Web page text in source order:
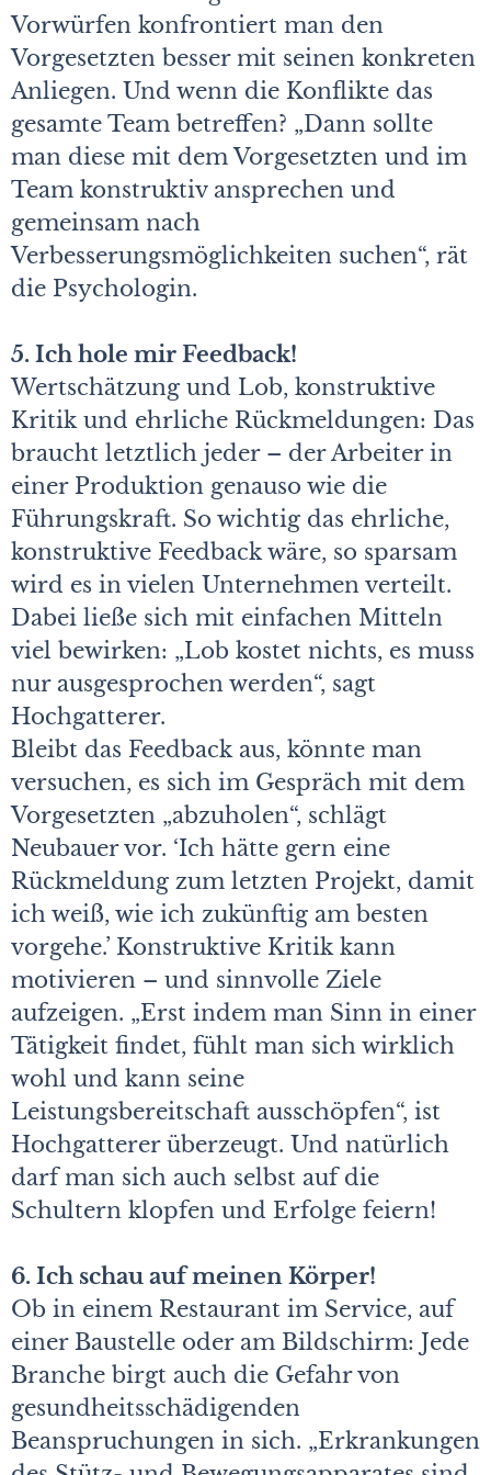
Vorwürfen konfrontiert man den
Vorgesetzten besser mit seinen konkreten
Anliegen. Und wenn die Konflikte das
gesamte Team betreffen? „Dann sollte
man diese mit dem Vorgesetzten und im
Team konstruktiv ansprechen und
gemeinsam nach
Verbesserungsmöglichkeiten suchen“, rät
die Psychologin.
5. Ich hole mir Feedback!
Wertschätzung und Lob, konstruktive
Kritik und ehrliche Rückmeldungen: Das
braucht letztlich jeder – der Arbeiter in
einer Produktion genauso wie die
Führungskraft. So wichtig das ehrliche,
konstruktive Feedback wäre, so sparsam
wird es in vielen Unternehmen verteilt.
Dabei ließe sich mit einfachen Mitteln
viel bewirken: „Lob kostet nichts, es muss
nur ausgesprochen werden“, sagt
Hochgatterer.
Bleibt das Feedback aus, könnte man
versuchen, es sich im Gespräch mit dem
Vorgesetzten „abzuholen“, schlägt
Neubauer vor. ‘Ich hätte gern eine
Rückmeldung zum letzten Projekt, damit
ich weiß, wie ich zukünftig am besten
vorgehe.’ Konstruktive Kritik kann
motivieren – und sinnvolle Ziele
aufzeigen. „Erst indem man Sinn in einer
Tätigkeit findet, fühlt man sich wirklich
wohl und kann seine
Leistungsbereitschaft ausschöpfen“, ist
Hochgatterer überzeugt. Und natürlich
darf man sich auch selbst auf die
Schultern klopfen und Erfolge feiern!
6. Ich schau auf meinen Körper!
Ob in einem Restaurant im Service, auf
einer Baustelle oder am Bildschirm: Jede
Branche birgt auch die Gefahr von
gesundheitsschädigenden
Beanspruchungen in sich. „Erkrankungen